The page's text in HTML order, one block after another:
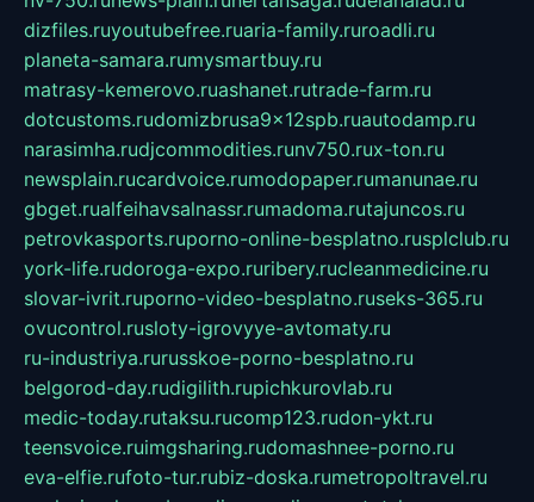
dizfiles.ruyoutubefree.ruaria-family.ruroadli.ru
planeta-samara.rumysmartbuy.ru
matrasy-kemerovo.ruashanet.rutrade-farm.ru
dotcustoms.rudomizbrusa9x12spb.ruautodamp.ru
narasimha.rudjcommodities.runv750.rux-ton.ru
newsplain.rucardvoice.rumodopaper.rumanunae.ru
gbget.rualfeihavsalnassr.rumadoma.rutajuncos.ru
petrovkasports.ruporno-online-besplatno.rusplclub.ru
york-life.rudoroga-expo.ruribery.rucleanmedicine.ru
slovar-ivrit.ruporno-video-besplatno.ruseks-365.ru
ovucontrol.rusloty-igrovyye-avtomaty.ru
ru-industriya.rurusskoe-porno-besplatno.ru
belgorod-day.rudigilith.rupichkurovlab.ru
medic-today.rutaksu.rucomp123.rudon-ykt.ru
teensvoice.ruimgsharing.rudomashnee-porno.ru
eva-elfie.rufoto-tur.rubiz-doska.rumetropoltravel.ru